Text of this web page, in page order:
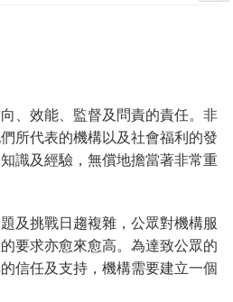
、效能、監督及問責的責任。非
所代表的機構以及社會福利的發
識及經驗，無償地擔當著非常重
及挑戰日趨複雜，公眾對機構服
要求亦愈來愈高。為達致公眾的
信任及支持，機構需要建立一個